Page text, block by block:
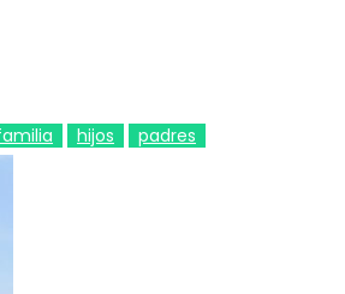
hijos padres